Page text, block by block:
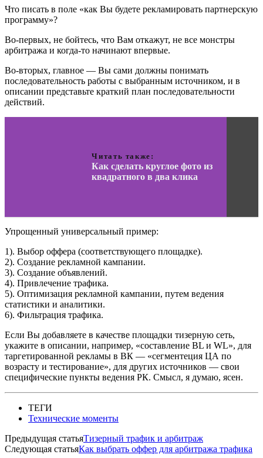
Что писать в поле «как Вы будете рекламировать партнерскую
программу»?
Во-первых, не бойтесь, что Вам откажут, не все монстры
арбитража и когда-то начинают впервые.
Во-вторых, главное — Вы сами должны понимать
последовательность работы с выбранным источником, и в
описании представьте краткий план последовательности
действий.
Читать также:
Как сделать круглое фото из
квадратного в два клика
Упрощенный универсальный пример:
1). Выбор оффера (соответствующего площадке).
2). Создание рекламной кампании.
3). Создание объявлений.
4). Привлечение трафика.
5). Оптимизация рекламной кампании, путем ведения
статистики и аналитики.
6). Фильтрация трафика.
Если Вы добавляете в качестве площадки тизерную сеть,
укажите в описании, например, «составление BL и WL», для
таргетированной рекламы в ВК — «сегментеция ЦА по
возрасту и тестирование», для других источников — свои
специфические пункты ведения РК. Смысл, я думаю, ясен.
ТЕГИ
Технические моменты
Предыдущая статьяТизерный трафик и арбитраж
Следующая статьяКак выбрать оффер для арбитража трафика